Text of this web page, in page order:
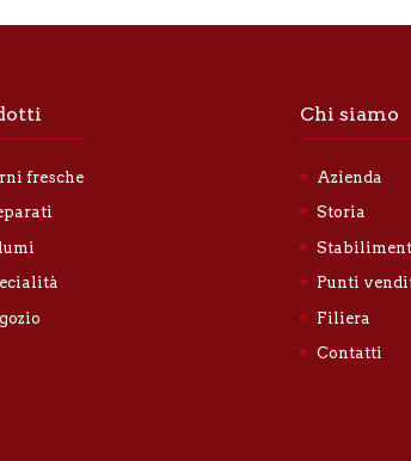
fresche
Chi siamo
Azienda
Storia
Punti
Filiera
Contatti